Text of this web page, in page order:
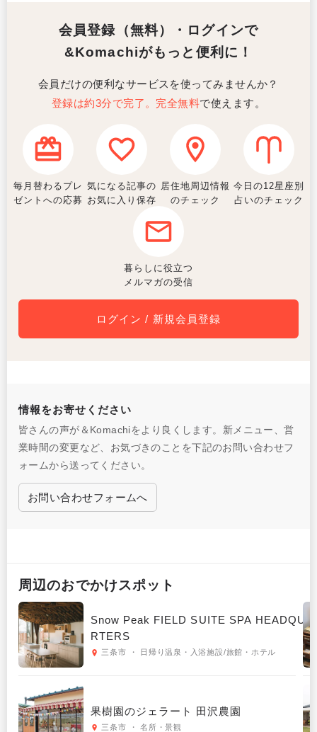
会員登録（無料）・ログインで
&Komachiがもっと便利に！
会員だけの便利なサービスを使ってみませんか？
登録は約3分で完了。完全無料で使えます。
毎月替わるプレ
ゼントへの応募
気になる記事の
お気に入り保存
居住地周辺情報
のチェック
今日の12星座別
占いのチェック
暮らしに役立つ
メルマガの受信
ログイン / 新規会員登録
情報をお寄せください
皆さんの声が＆Komachiをより良くします。新メニュー、営
業時間の変更など、お気づきのことを下記のお問い合わせフ
ォームから送ってください。
お問い合わせフォームへ
周辺のおでかけスポット
Snow Peak FIELD SUITE SPA HEADQUA
RTERS
三条市 ・ 日帰り温泉・入浴施設/旅館・ホテル
果樹園のジェラート 田沢農園
三条市 ・ 名所・景観